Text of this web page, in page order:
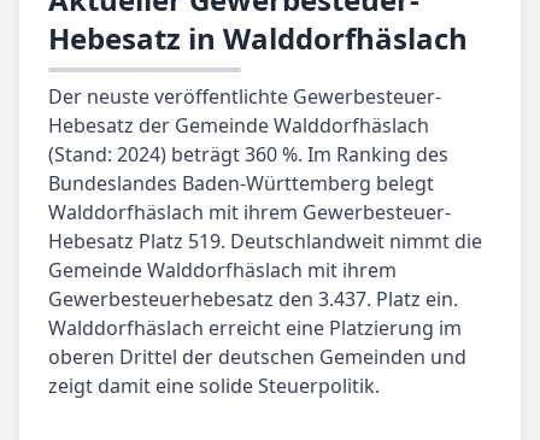
Hebesatz in Walddorfhäslach
Der neuste veröffentlichte Gewerbesteuer-
Hebesatz der Gemeinde Walddorfhäslach
(Stand: 2024) beträgt 360 %. Im Ranking des
Bundeslandes Baden-Württemberg belegt
Walddorfhäslach mit ihrem Gewerbesteuer-
Hebesatz Platz 519. Deutschlandweit nimmt die
Gemeinde Walddorfhäslach mit ihrem
Gewerbesteuerhebesatz den 3.437. Platz ein.
Walddorfhäslach erreicht eine Platzierung im
oberen Drittel der deutschen Gemeinden und
zeigt damit eine solide Steuerpolitik.